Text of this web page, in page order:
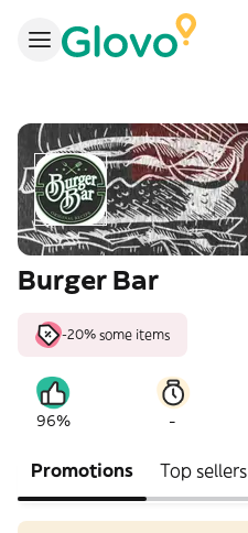
Burger Bar
-20% some items
96% -
Promotions Top sellers